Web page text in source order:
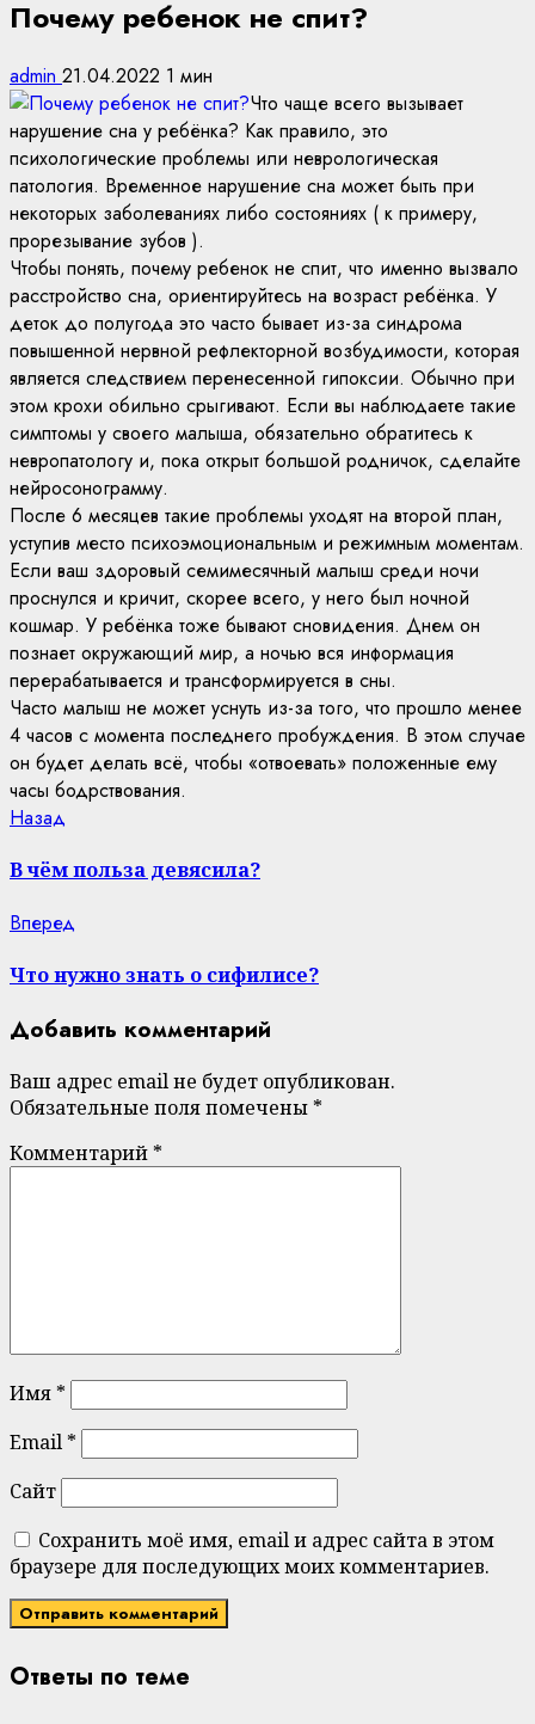
Почему ребенок не спит?
admin 21.04.2022 1 мин
Что чаще всего вызывает
нарушение сна у ребёнка? Как правило, это
психологические проблемы или неврологическая
патология. Временное нарушение сна может быть при
некоторых заболеваниях либо состояниях ( к примеру,
прорезывание зубов ).
Чтобы понять, почему ребенок не спит, что именно вызвало
расстройство сна, ориентируйтесь на возраст ребёнка. У
деток до полугода это часто бывает из-за синдрома
повышенной нервной рефлекторной возбудимости, которая
является следствием перенесенной гипоксии. Обычно при
этом крохи обильно срыгивают. Если вы наблюдаете такие
симптомы у своего малыша, обязательно обратитесь к
невропатологу и, пока открыт большой родничок, сделайте
нейросонограмму.
После 6 месяцев такие проблемы уходят на второй план,
уступив место психоэмоциональным и режимным моментам.
Если ваш здоровый семимесячный малыш среди ночи
проснулся и кричит, скорее всего, у него был ночной
кошмар. У ребёнка тоже бывают сновидения. Днем он
познает окружающий мир, а ночью вся информация
перерабатывается и трансформируется в сны.
Часто малыш не может уснуть из-за того, что прошло менее
4 часов с момента последнего пробуждения. В этом случае
он будет делать всё, чтобы «отвоевать» положенные ему
часы бодрствования.
Continue
Reading
Назад
В чём польза девясила?
Вперед
Что нужно знать о сифилисе?
Добавить комментарий
Ваш адрес email не будет опубликован.
Обязательные поля помечены *
Комментарий *
Имя *
Email *
Сайт
Сохранить моё имя, email и адрес сайта в этом
браузере для последующих моих комментариев.
Ответы по теме